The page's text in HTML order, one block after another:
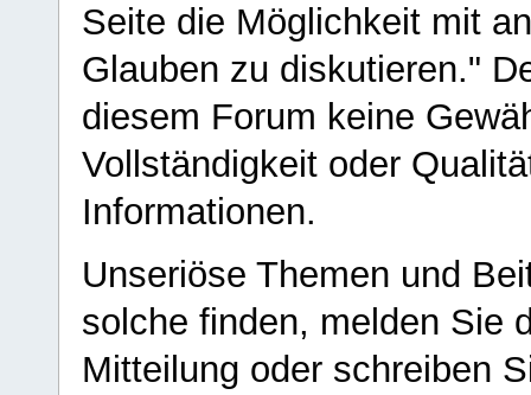
Seite die Möglichkeit mit
Glauben zu diskutieren."
diesem Forum keine
Vollständigkeit oder
Informationen.
Unseriöse Themen und
solche finden, melden Sie
Mitteilung oder schreiben